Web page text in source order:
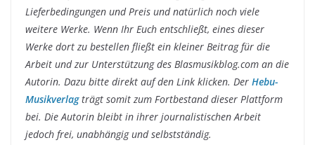
Lieferbedingungen und Preis und natürlich noch viele
weitere Werke. Wenn Ihr Euch entschließt, eines dieser
Werke dort zu bestellen fließt ein kleiner Beitrag für die
Arbeit und zur Unterstützung des Blasmusikblog.com an die
Autorin. Dazu bitte direkt auf den Link klicken. Der Hebu-
Musikverlagträgt somit zum Fortbestand dieser Plattform
bei. Die Autorin bleibt in ihrer journalistischen Arbeit
jedoch frei, unabhängig und selbstständig.